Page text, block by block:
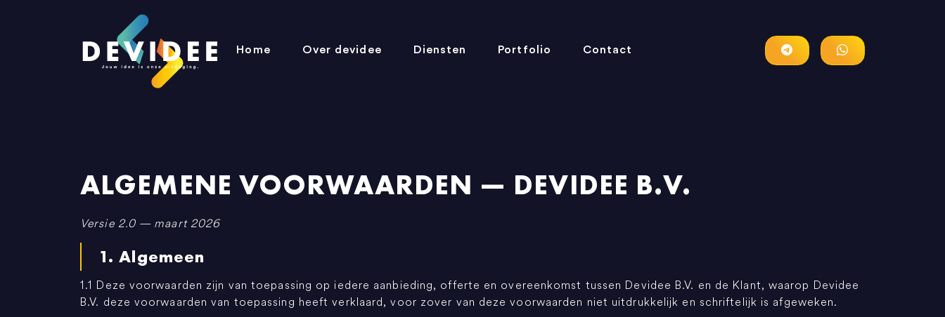
Home Over devidee Diensten Portfolio Contact
ALGEMENE VOORWAARDEN — DEVIDEE B.V.
Versie 2.0 — maart 2026
1. Algemeen
1.1 Deze voorwaarden zijn van toepassing op iedere aanbieding, offerte en overeenkomst tussen Devidee B.V. en de Klant, waarop Devidee
B.V. deze voorwaarden van toepassing heeft verklaard, voor zover van deze voorwaarden niet uitdrukkelijk en schriftelijk is afgeweken.